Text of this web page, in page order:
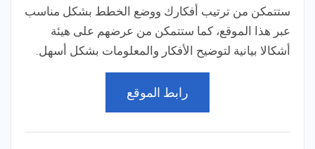
ستتمكن من ترتيب أفكارك ووضع الخطط بشكل مناسب
عبر هذا الموقع، كما ستتمكن من عرضهم على هيئة
أشكالا بيانية لتوضيح الأفكار والمعلومات بشكل أسهل.
رابط الموقع